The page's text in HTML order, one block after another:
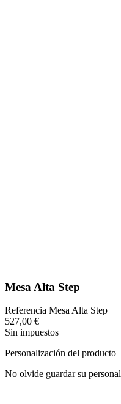
Mesa Alta Step
Referencia Mesa Alta Step
527,00 €
Sin impuestos
Personalización del producto
No olvide guardar su